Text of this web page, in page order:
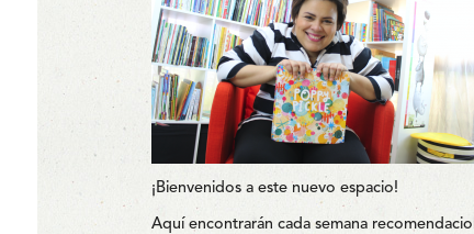
¡Bienvenidos a este nuevo espacio!
Aquí encontrarán cada semana